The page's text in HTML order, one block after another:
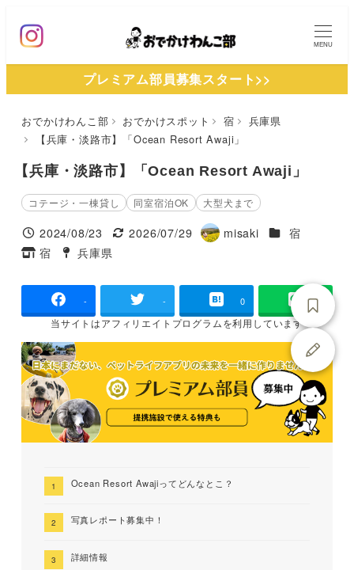
ン
MENU
プレミアム部員募集スタート>>
おでかけわんこ部 おでかけスポット 宿
兵庫県
【兵庫・淡路市】「Ocean Resort Awaji」
【兵庫・淡路市】「Ocean Resort Awaji」
コテージ・一棟貸し 同室宿泊OK 大型犬まで
投稿日
2024/08/23
更新日
2026/07/29
著
misaki 施設ジャンル
宿
タグ
宿
タグ
兵庫県
- - 0
当サイトはアフィリエイトプログラムを利用しています
Ocean Resort Awajiってどんなとこ？
写真レポート募集中！
詳細情報